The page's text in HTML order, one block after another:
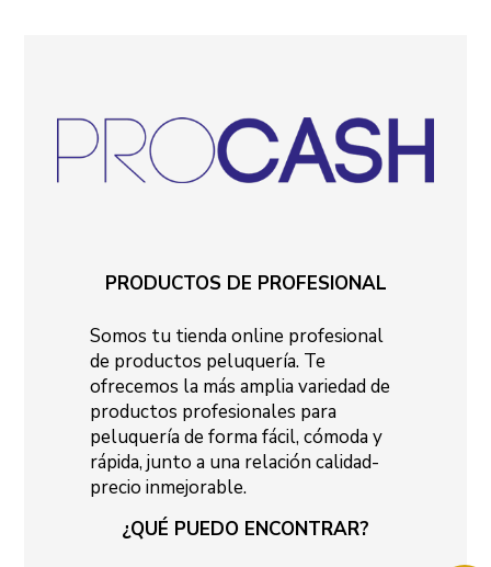
PRODUCTOS DE PROFESIONAL
Somos tu tienda online profesional
de productos peluquería. Te
ofrecemos la más amplia variedad de
productos profesionales para
peluquería de forma fácil, cómoda y
rápida, junto a una relación calidad-
precio inmejorable.
¿QUÉ PUEDO ENCONTRAR?